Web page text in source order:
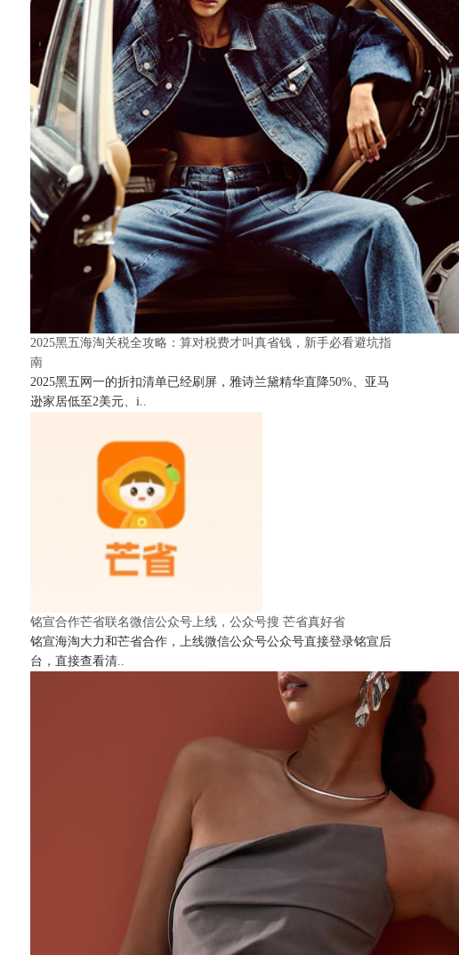
2025黑五海淘关税全攻略：算对税费才叫真省钱，新手必看避坑指
南
2025黑五网一的折扣清单已经刷屏，雅诗兰黛精华直降50%、亚马
逊家居低至2美元、i..
铭宣合作芒省联名微信公众号上线，公众号搜 芒省真好省
铭宣海淘大力和芒省合作，上线微信公众号公众号直接登录铭宣后
台，直接查看清..